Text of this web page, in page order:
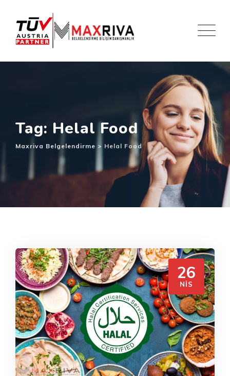
content
Tag: Helal Food
Maxriva Belgelendirme > Helal Food
26
NIS